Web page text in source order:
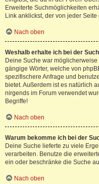
Erweiterte Suchmöglichkeiten
Link anklickst, der von jeder
Nach oben
Weshalb erhalte ich bei der
Deine Suche war
gängige Wörter, welche von
spezifischere Anfrage und
bietet. Außerdem ist es natürlich
nirgends im Forum verwendet
Begriffe!
Nach oben
Warum bekomme ich bei der
Deine Suche lieferte zu viele
verarbeiten. Benutze die
ein oder beschränke die Suche
Nach oben